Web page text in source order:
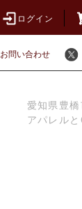
ログイン
お問い合わせ
愛知県豊橋
アパレル